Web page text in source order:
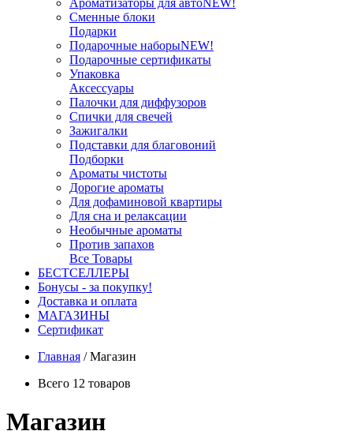
Ароматизаторы для автоNEW!
Сменные блоки
Подарки
Подарочные наборыNEW!
Подарочные сертификаты
Упаковка
Аксессуары
Палочки для диффузоров
Спички для свечей
Зажигалки
Подставки для благовоний
Подборки
Ароматы чистоты
Дорогие ароматы
Для дофаминовой квартиры
Для сна и релаксации
Необычные ароматы
Против запахов
Все Товары
БЕСТСЕЛЛЕРЫ
Бонусы - за покупку!
Доставка и оплата
МАГАЗИНЫ
Cертификат
Главная /Магазин
Всего 12 товаров
Магазин